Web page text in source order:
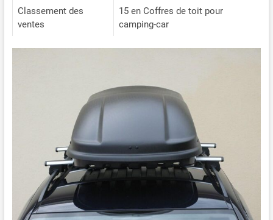
Classement des
ventes
15 en Coffres de toit pour
camping-car